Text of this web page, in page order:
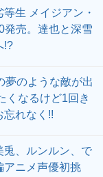
等生 メイジアン・
発売。達也と深雪
!?
夢のような敵が出
くなるけど1回き
忘れなく!!
兎、ルンルン、で
アニメ声優初挑